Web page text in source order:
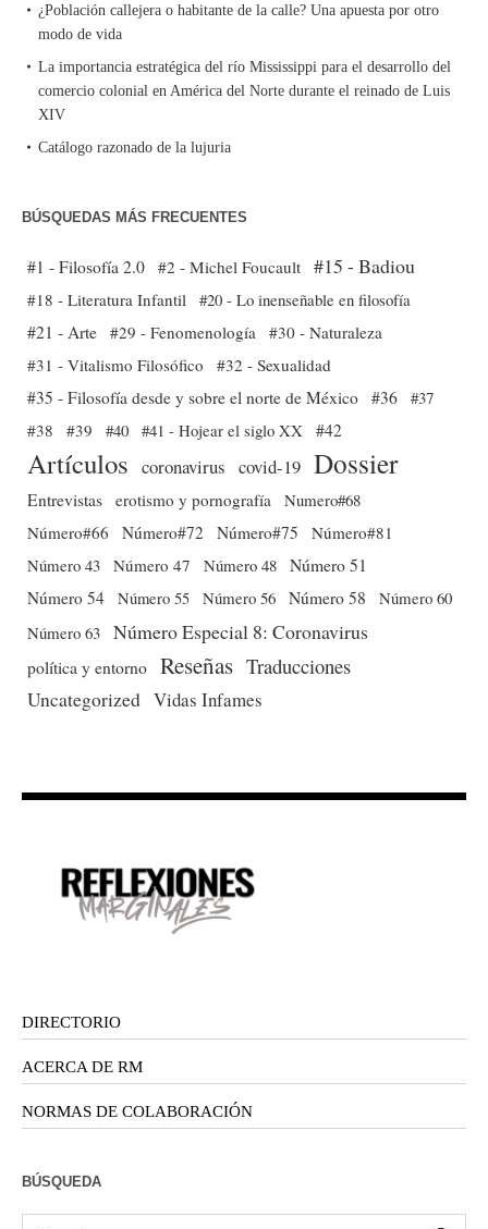
¿Población callejera o habitante de la calle? Una apuesta por otro
modo de vida
La importancia estratégica del río Mississippi para el desarrollo del
comercio colonial en América del Norte durante el reinado de Luis
XIV
Catálogo razonado de la lujuria
BÚSQUEDAS MÁS FRECUENTES
#1 - Filosofía 2.0 #2 - Michel Foucault #15 - Badiou
#18 - Literatura Infantil #20 - Lo inenseñable en filosofía
#21 - Arte #29 - Fenomenología
#30 - Naturaleza
#31 - Vitalismo Filosófico
#32 - Sexualidad
#35 - Filosofía desde y sobre el norte de México #36 #37
#38
#39 #40 #41 - Hojear el siglo XX #42
Artículos coronavirus covid-19 Dossier
Entrevistas erotismo y pornografía
Numero#68
Número#66
Número#72 Número#75
Número#81
Número 43 Número 47 Número 48 Número 51
Número 54 Número 55 Número 56 Número 58
Número 60
Número 63 Número Especial 8: Coronavirus
política y entorno Reseñas Traducciones
Uncategorized Vidas Infames
DIRECTORIO
ACERCA DE RM
NORMAS DE COLABORACIÓN
BÚSQUEDA